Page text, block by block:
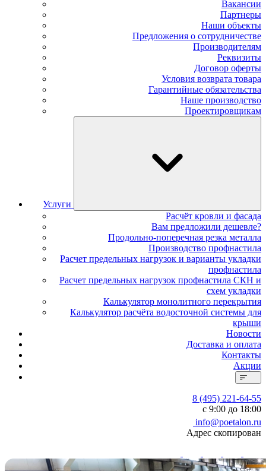
Вакансии
Партнеры
Наши объекты
Предложения о сотрудничестве
Производителям
Реквизиты
Договор оферты
Условия возврата товара
Гарантийные обязательства
Наше производство
Проектировщикам
Услуги
Расчёт кровли и фасада
Вам предложили дешевле?
Продольно-поперечная резка металла
Производство профнастила
Расчет предельных нагрузок и варианты укладки
профнастила
Расчет предельных нагрузок профнастила СКН и
схем укладки
Калькулятор монолитного перекрытия
Калькулятор расчёта водосточной системы для
крыши
Новости
Доставка и оплата
Контакты
Акции
8 (495) 221-64-55
с 9:00 до 18:00
info@poetalon.ru
Адрес скопирован